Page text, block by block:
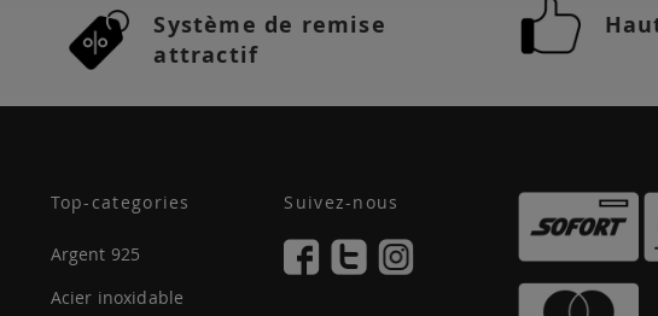
Système de remise
attractif
Top-categories
Argent 925
Acier inoxidable
Suivez-nous